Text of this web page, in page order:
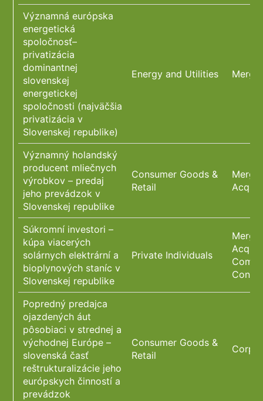
Významná európska
energetická
spoločnosť–
privatizácia
dominantnej
slovenskej
energetickej
spoločnosti (najväčšia
privatizácia v
Slovenskej republike)
Energy and Utilities
Významný holandský
producent mliečnych
výrobkov – predaj
jeho prevádzok v
Slovenskej republike
Consumer Goods &
Retail
Súkromní investori –
kúpa viacerých
solárnych elektrární a
bioplynových staníc v
Slovenskej republike
Private Individuals
Popredný predajca
ojazdených áut
pôsobiaci v strednej a
východnej Európe –
slovenská časť
reštrukturalizácie jeho
európskych činností a
prevádzok
Consumer Goods &
Retail